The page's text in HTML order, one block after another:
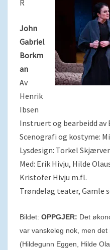
R
John
Gabriel
Borkm
an
Av
Henrik
Ibsen
Instruert og bearbeidd av
Scenografi og kostyme:
Lysdesign: Torkel
Med: Erik Hivju, Hilde
Kristofer Hivju m.fl.
Trøndelag teater, Gamle
Bildet: OPPGJER: Det
var vanskeleg nok, men
(Hildegunn Eggen, Hilde